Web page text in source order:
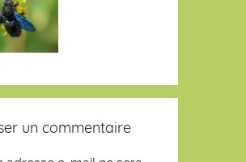
un commentaire